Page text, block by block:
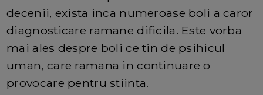
decenii, exista inca numeroase boli a caror
diagnosticare ramane dificila. Este vorba
mai ales despre boli ce tin de psihicul
uman, care ramana in continuare o
provocare pentru stiinta.